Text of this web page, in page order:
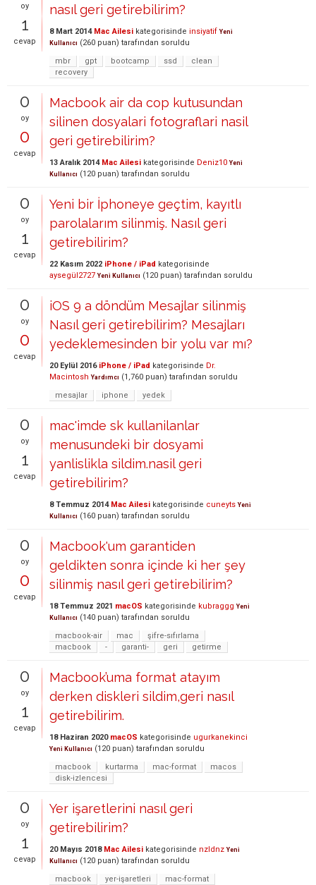
oy
1
cevap
nasıl geri getirebilirim?
8 Mart 2014 Mac Ailesi kategorisinde insiyatif Yeni
Kullanıcı (260 puan) tarafından soruldu
mbr
gpt bootcamp ssd
clean
recovery
0
oy
0
cevap
Macbook air da cop kutusundan
silinen dosyalari fotograflari nasil
geri getirebilirim?
13 Aralık 2014 Mac Ailesi kategorisinde Deniz10 Yeni
Kullanıcı (120 puan) tarafından soruldu
0
oy
1
cevap
Yeni bir İphoneye geçtim, kayıtlı
parolalarım silinmiş. Nasıl geri
getirebilirim?
22 Kasım 2022 iPhone / iPad kategorisinde
aysegül2727 Yeni Kullanıcı (120 puan) tarafından soruldu
0
oy
0
cevap
iOS 9 a döndüm Mesajlar silinmiş
Nasıl geri getirebilirim? Mesajları
yedeklemesinden bir yolu var mı?
20 Eylül 2016 iPhone / iPad kategorisinde Dr.
Macintosh Yardımcı (1,760 puan) tarafından soruldu
mesajlar
iphone yedek
0
oy
1
cevap
mac'imde sk kullanilanlar
menusundeki bir dosyami
yanlislikla sildim.nasil geri
getirebilirim?
8 Temmuz 2014 Mac Ailesi kategorisinde cuneyts Yeni
Kullanıcı (160 puan) tarafından soruldu
0
oy
0
cevap
Macbook'um garantiden
geldikten sonra içinde ki her şey
silinmiş nasıl geri getirebilirim?
18 Temmuz 2021 macOS kategorisinde kubraggg Yeni
Kullanıcı (140 puan) tarafından soruldu
macbook-air
mac
şifre-sıfırlama
macbook
- garanti- geri getirme
0
oy
1
cevap
Macbook’uma format atayım
derken diskleri sildim,geri nasıl
getirebilirim.
18 Haziran 2020 macOS kategorisinde ugurkanekinci
Yeni Kullanıcı (120 puan) tarafından soruldu
macbook
kurtarma mac-format
macos
disk-izlencesi
0
oy
1
cevap
Yer işaretlerini nasıl geri
getirebilirim?
20 Mayıs 2018 Mac Ailesi kategorisinde nzldnz Yeni
Kullanıcı (120 puan) tarafından soruldu
macbook
yer-işaretleri
mac-format